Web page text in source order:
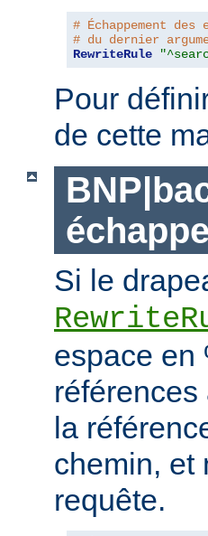
# Échappement
# du dernier
RewriteRule
Pour
de cette
Si le
espace en
la
chemin, et
requête.